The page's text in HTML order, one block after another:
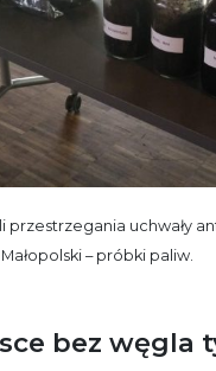
przestrzegania uchwały
Małopolski – próbki paliw.
bez węgla